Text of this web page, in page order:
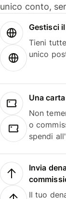
unico conto,
Gestisci
Tieni
unico
Una
Non
o
spendi
Invia
Il tuo